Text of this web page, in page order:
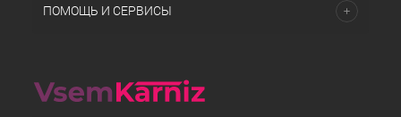
ПОМОЩЬ И СЕРВИСЫ